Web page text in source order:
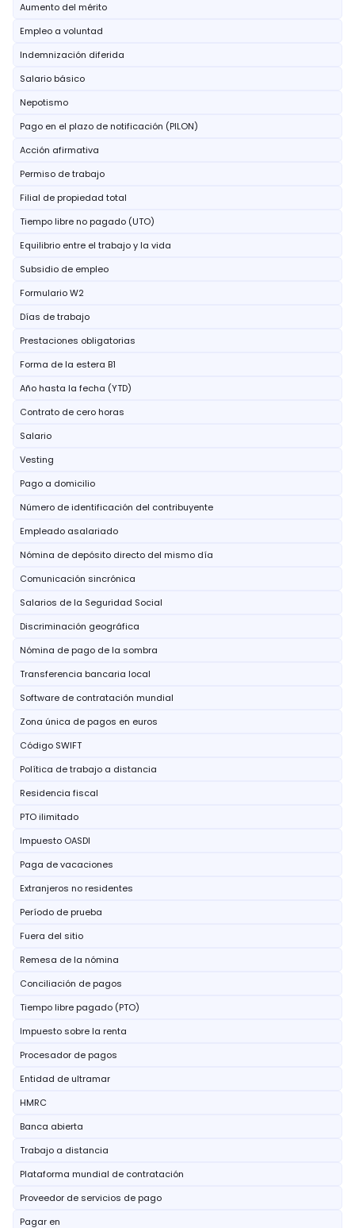
Aumento del mérito
Empleo a voluntad
Indemnización diferida
Salario básico
Nepotismo
Pago en el plazo de notificación (PILON)
Acción afirmativa
Permiso de trabajo
Filial de propiedad total
Tiempo libre no pagado (UTO)
Equilibrio entre el trabajo y la vida
Subsidio de empleo
Formulario W2
Días de trabajo
Prestaciones obligatorias
Forma de la estera B1
Año hasta la fecha (YTD)
Contrato de cero horas
Salario
Vesting
Pago a domicilio
Número de identificación del contribuyente
Empleado asalariado
Nómina de depósito directo del mismo día
Comunicación sincrónica
Salarios de la Seguridad Social
Discriminación geográfica
Nómina de pago de la sombra
Transferencia bancaria local
Software de contratación mundial
Zona única de pagos en euros
Código SWIFT
Política de trabajo a distancia
Residencia fiscal
PTO ilimitado
Impuesto OASDI
Paga de vacaciones
Extranjeros no residentes
Período de prueba
Fuera del sitio
Remesa de la nómina
Conciliación de pagos
Tiempo libre pagado (PTO)
Impuesto sobre la renta
Procesador de pagos
Entidad de ultramar
HMRC
Banca abierta
Trabajo a distancia
Plataforma mundial de contratación
Proveedor de servicios de pago
Pagar en